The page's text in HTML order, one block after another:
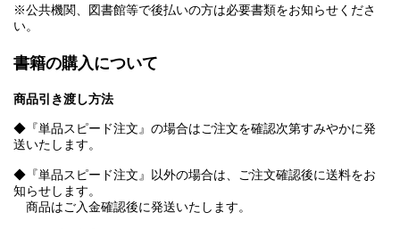
※公共機関、図書館等で後払いの方は必要書類をお知らせくださ
い。
書籍の購入について
商品引き渡し方法
◆『単品スピード注文』の場合はご注文を確認次第すみやかに発
送いたします。
◆『単品スピード注文』以外の場合は、ご注文確認後に送料をお
知らせします。
商品はご入金確認後に発送いたします。